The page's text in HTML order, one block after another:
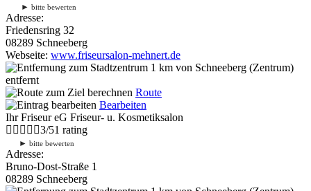
► bitte bewerten
Adresse:
Friedensring 32
08289 Schneeberg
Webseite: www.friseursalon-mehnert.de
1 km von Schneeberg (Zentrum)
entfernt
Route
Bearbeiten
Ihr Friseur eG Friseur- u. Kosmetiksalon
3/51 rating
► bitte bewerten
Adresse:
Bruno-Dost-Straße 1
08289 Schneeberg